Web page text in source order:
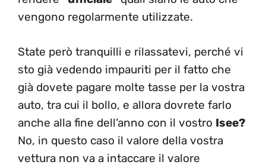
vengono regolarmente utilizzate.
State però tranquilli e rilassatevi, perché vi
sto già vedendo impauriti per il fatto che
già dovete pagare molte tasse per la vostra
auto, tra cui il bollo, e allora dovrete farlo
anche alla fine dell’anno con il vostro Isee?
No, in questo caso il valore della vostra
vettura non va a intaccare il valore